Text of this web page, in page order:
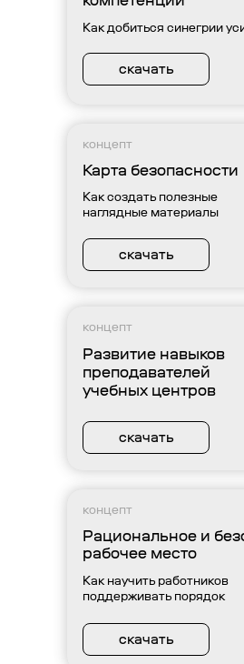
Как добиться синегрии
скачать
Карта безопасности
Как создать полезные
наглядные материалы
концепт
скачать
Развитие навыков
преподавателей
учебных центров
концепт
скачать
Рациональное и
рабочее место
Как научить работников
поддерживать порядок
концепт
скачать